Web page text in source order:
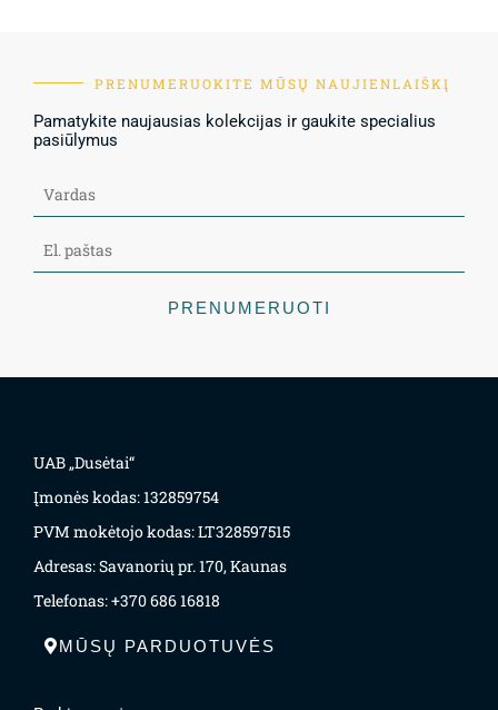
PRENUMERUOKITE MŪSŲ NAUJIENLAIŠKĮ
Pamatykite naujausias kolekcijas ir gaukite specialius
pasiūlymus
PRENUMERUOTI
UAB „Dusėtai“
Įmonės kodas: 132859754
PVM mokėtojo kodas: LT328597515
Adresas: Savanorių pr. 170, Kaunas
Telefonas: +370 686 16818
MŪSŲ PARDUOTUVĖS